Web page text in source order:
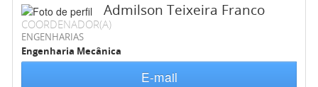
Admilson Teixeira Franco
COORDENADOR(A)
ENGENHARIAS
Engenharia Mecânica
E-mail